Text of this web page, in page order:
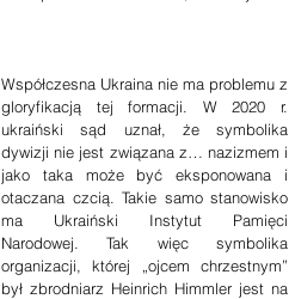
Współczesna Ukraina nie ma problemu z
gloryfikacją tej formacji. W 2020 r.
ukraiński sąd uznał, że symbolika
dywizji nie jest związana z… nazizmem i
jako taka może być eksponowana i
otaczana czcią. Takie samo stanowisko
ma Ukraiński Instytut Pamięci
Narodowej. Tak więc symbolika
organizacji, której „ojcem chrzestnym”
był zbrodniarz Heinrich Himmler jest na